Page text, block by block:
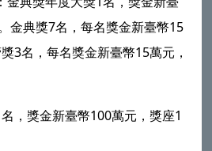
金典獎7名，每名獎金新臺幣15
3名，每名獎金新臺幣15萬元，
，獎金新臺幣100萬元，獎座1